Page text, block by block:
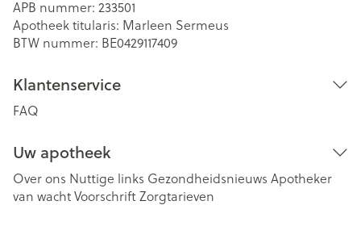
APB nummer: 233501
Apotheek titularis: Marleen Sermeus
BTW nummer: BE0429117409
Klantenservice
FAQ
Uw apotheek
Over ons Nuttige links Gezondheidsnieuws Apotheker
van wachtVoorschriftZorgtarieven